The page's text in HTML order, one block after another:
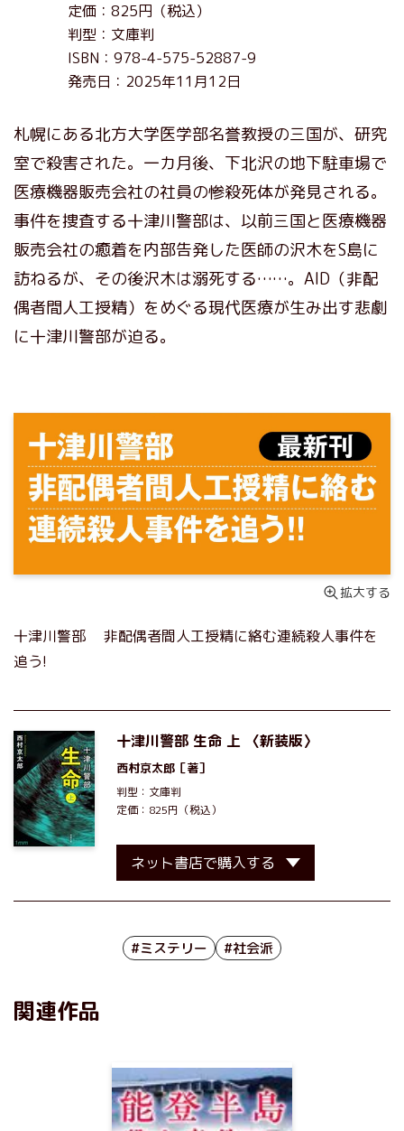
定価：825円（税込）
判型：文庫判
ISBN：978-4-575-52887-9
発売日：2025年11月12日
札幌にある北方大学医学部名誉教授の三国が、研究
室で殺害された。一カ月後、下北沢の地下駐車場で
医療機器販売会社の社員の惨殺死体が発見される。
事件を捜査する十津川警部は、以前三国と医療機器
販売会社の癒着を内部告発した医師の沢木をS島に
訪ねるが、その後沢木は溺死する……。AID（非配
偶者間人工授精）をめぐる現代医療が生み出す悲劇
に十津川警部が迫る。
拡大する
十津川警部 非配偶者間人工授精に絡む連続殺人事件を
追う!
十津川警部 生命 上 〈新装版〉
西村京太郎 ［著］
判型：文庫判
定価：825円（税込）
ネット書店で購入する
#ミステリー #社会派
関連作品